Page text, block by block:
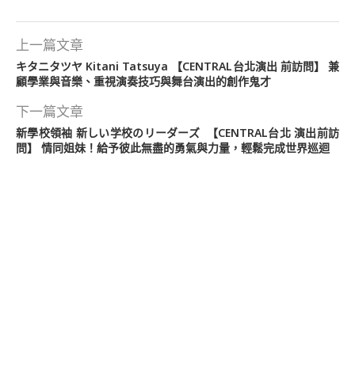
上一篇文章
キタニタツヤ Kitani Tatsuya 【CENTRAL台北演出 前訪問】 兼
顧學業與音樂、重視演奏技巧與舞台演出的創作鬼才
下一篇文章
新學校領袖 新しい学校のリーダーズ 【CENTRAL台北 演出前訪
問】 情同姐妹！給予彼此無盡的勇氣與力量，輕鬆完成世界巡迴